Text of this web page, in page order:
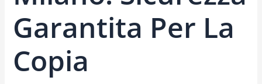
Garantita Per La
Copia